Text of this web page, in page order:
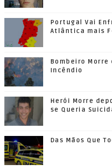
Portugal Vai
Atlântica mais
Bombeiro Morre
Incêndio
Herói Morre
se Queria
Das Mãos Que